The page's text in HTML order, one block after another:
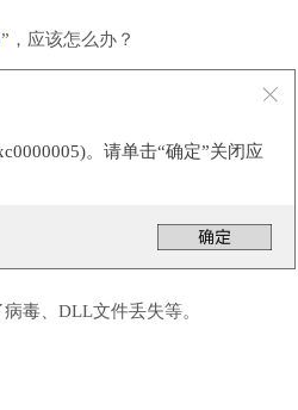
”，应该怎么办？
。请单击“确定”关闭应
毒、DLL文件丢失等。